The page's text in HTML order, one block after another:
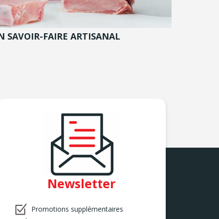
SAVOIR-FAIRE ARTISANAL
Newsletter
Promotions supplémentaires